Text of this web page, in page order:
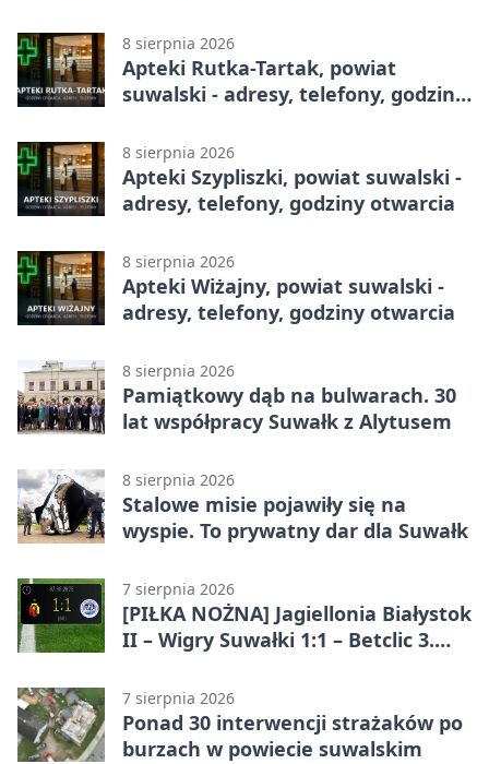
8 sierpnia 2026
Apteki Rutka-Tartak, powiat
suwalski - adresy, telefony, godziny
8 sierpnia 2026
Apteki Szypliszki, powiat suwalski -
adresy, telefony, godziny otwarcia
8 sierpnia 2026
Apteki Wiżajny, powiat suwalski -
adresy, telefony, godziny otwarcia
8 sierpnia 2026
Pamiątkowy dąb na bulwarach. 30
lat współpracy Suwałk z Alytusem
8 sierpnia 2026
Stalowe misie pojawiły się na
wyspie. To prywatny dar dla Suwałk
7 sierpnia 2026
[PIŁKA NOŻNA] Jagiellonia Białystok
II – Wigry Suwałki 1:1 – Betclic 3.
7 sierpnia 2026
Ponad 30 interwencji strażaków po
burzach w powiecie suwalskim